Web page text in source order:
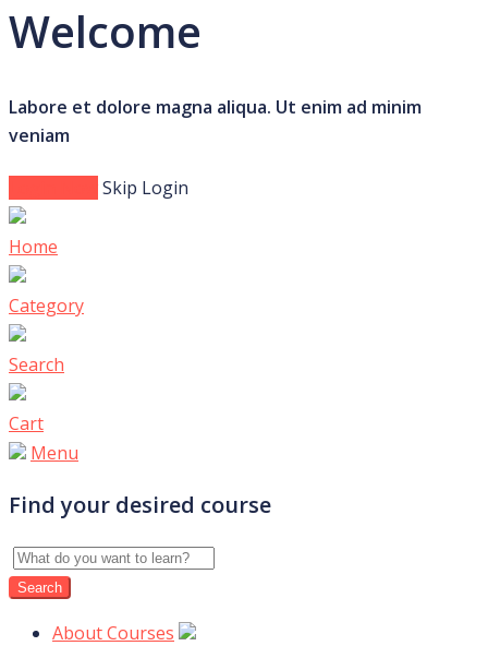
Welcome
Labore et dolore magna aliqua. Ut enim ad minim
veniam
Skip Login
Home
Category
Search
Cart
Menu
Find your desired course
About Courses